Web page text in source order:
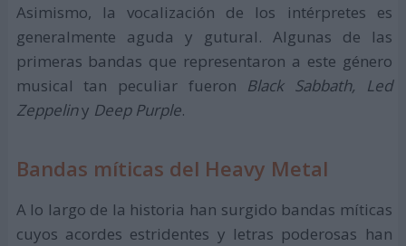
Asimismo, la vocalización de los intérpretes es
generalmente aguda y gutural. Algunas de las
primeras bandas que representaron a este género
musical tan peculiar fueron Black Sabbath, Led
Zeppeliny Deep Purple.
Bandas míticas del Heavy Metal
A lo largo de la historia han surgido bandas míticas
cuyos acordes estridentes y letras poderosas han